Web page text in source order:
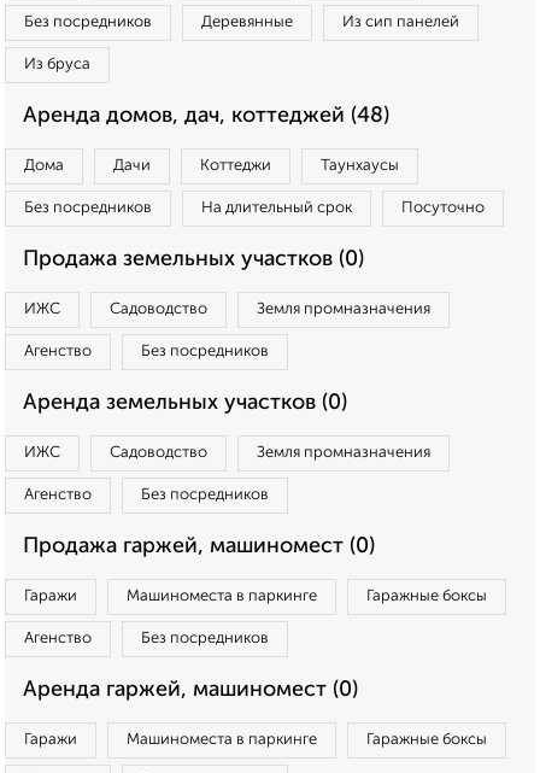
Без посредников Деревянные Из сип панелей
Из бруса
Аренда домов, дач, коттеджей (48)
Дома Дачи Коттеджи Таунхаусы
Без посредников На длительный срок Посуточно
Продажа земельных участков (0)
ИЖС Садоводство Земля промназначения
Агенство Без посредников
Аренда земельных участков (0)
ИЖС Садоводство Земля промназначения
Агенство Без посредников
Продажа гаржей, машиномест (0)
Гаражи Машиноместа в паркинге Гаражные боксы
Агенство Без посредников
Аренда гаржей, машиномест (0)
Гаражи Машиноместа в паркинге Гаражные боксы